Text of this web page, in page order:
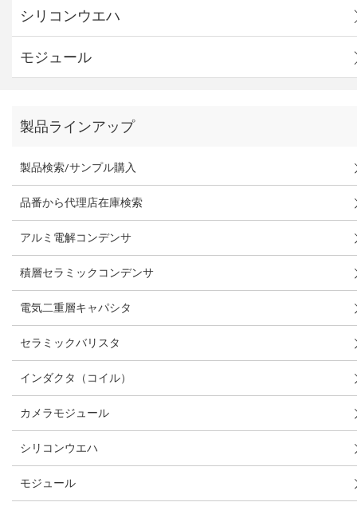
シリコンウエハ
モジュール
製品ラインアップ
製品検索/サンプル購入
品番から代理店在庫検索
アルミ電解コンデンサ
積層セラミックコンデンサ
電気二重層キャパシタ
セラミックバリスタ
インダクタ（コイル）
カメラモジュール
シリコンウエハ
モジュール